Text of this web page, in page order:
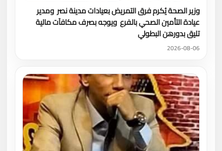
وزير الصحة يُكرم فرق التمريض بعيادات مدينة نصر ومدير
عيادة التأمين الصحي بالفرع ويوجه بصرف مكافآت مالية
تليق بدورهن البطولي
2026-08-06